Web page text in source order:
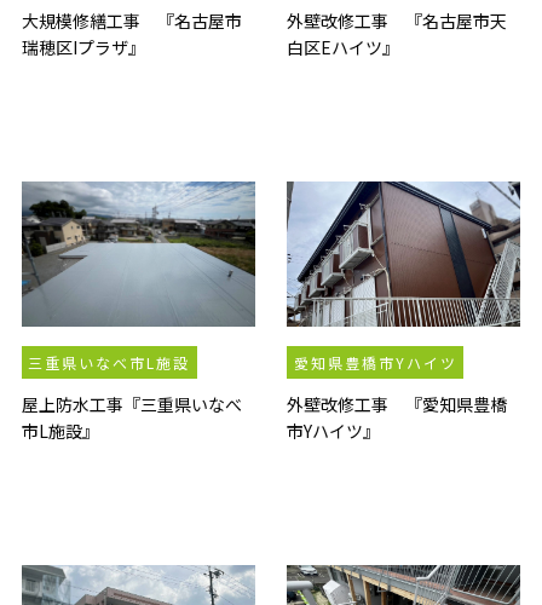
大規模修繕工事 『名古屋市
瑞穂区Iプラザ』
外壁改修工事 『名古屋市天
白区Eハイツ』
三重県いなべ市L施設
屋上防水工事『三重県いなべ
市L施設』
愛知県豊橋市Yハイツ
外壁改修工事 『愛知県豊橋
市Yハイツ』